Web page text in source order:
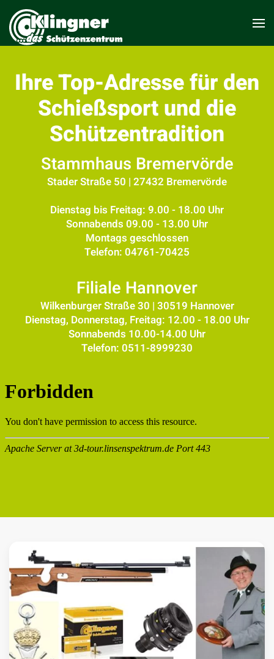
Ihre Top-Adresse für den
Schießsport und die
Schützentradition
Stammhaus Bremervörde
Stader Straße 50 | 27432 Bremervörde
Dienstag bis Freitag: 9.00 - 18.00 Uhr
Sonnabends 09.00 - 13.00 Uhr
Montags geschlossen
Telefon: 04761-70425
Filiale Hannover
Wilkenburger Straße 30 | 30519 Hannover
Dienstag, Donnerstag, Freitag: 12.00 - 18.00 Uhr
Sonnabends 10.00-14.00 Uhr
Telefon: 0511-8999230